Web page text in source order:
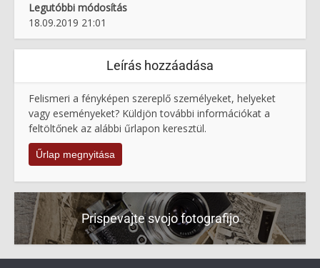
Legutóbbi módosítás
18.09.2019 21:01
Leírás hozzáadása
Felismeri a fényképen szereplő személyeket, helyeket
vagy eseményeket? Küldjön további információkat a
feltöltőnek az alábbi űrlapon keresztül.
Űrlap megnyitása
Prispevajte svojo fotografijo